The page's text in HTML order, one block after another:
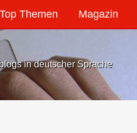
Top Themen Magazin
in deutscher Sprache